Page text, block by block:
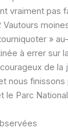
vraiment pas
Vautours
»
à errer sur
de la
nous finissons
le Parc